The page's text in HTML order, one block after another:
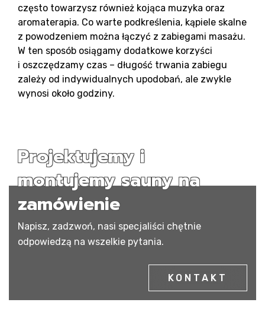
często towarzysz również kojąca muzyka oraz
aromaterapia. Co warte podkreślenia, kąpiele skalne
z powodzeniem można łączyć z zabiegami masażu.
W ten sposób osiągamy dodatkowe korzyści
i oszczędzamy czas – długość trwania zabiegu
zależy od indywidualnych upodobań, ale zwykle
wynosi około godziny.
Projektujemy i
montujemy sauny na
zamówienie
Napisz, zadzwoń, nasi specjaliści chętnie
odpowiedzą na wszelkie pytania.
KONTAKT